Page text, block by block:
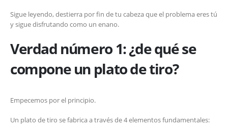
Sigue leyendo, destierra por fin de tu cabeza que el problema eres tú
y sigue disfrutando como un enano.
Verdad número 1: ¿de qué se
compone un plato de tiro?
Empecemos por el principio.
Un plato de tiro se fabrica a través de 4 elementos fundamentales: